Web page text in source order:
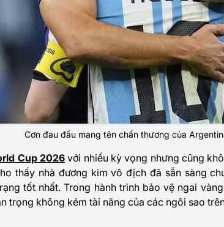
Cơn đau đầu mang tên chấn thương của
Cup 2026 với nhiều kỳ vọng nhưng cũng
thấy nhà đương kim vô địch đã sẵn sàng
tốt nhất. Trong hành trình bảo vệ ngai
trọng không kém tài năng của các ngôi sao